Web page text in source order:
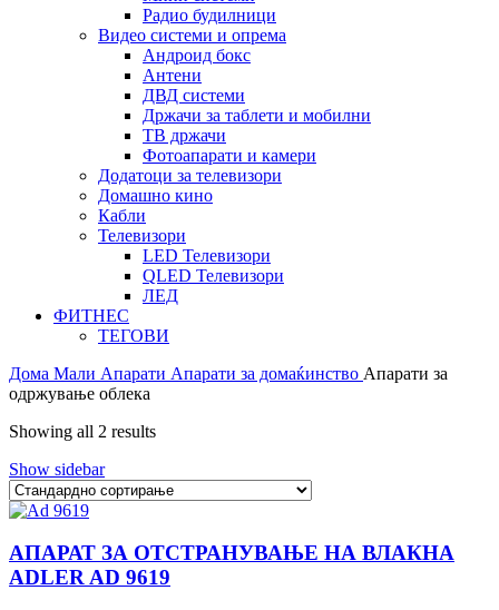
Радио будилници
Видео системи и опрема
Андроид бокс
Антени
ДВД системи
Држачи за таблети и мобилни
ТВ држачи
Фотоапарати и камери
Додатоци за телевизори
Домашно кино
Кабли
Телевизори
LED Телевизори
QLED Телевизори
ЛЕД
ФИТНЕС
ТЕГОВИ
Дома Мали Апарати Апарати за домаќинство Апарати за
одржување облека
Showing all 2 results
Show sidebar
АПАРАТ ЗА ОТСТРАНУВАЊЕ НА ВЛАКНА
ADLER AD 9619